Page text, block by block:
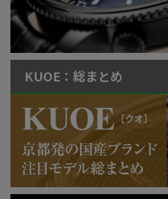
KUOE：総まとめ